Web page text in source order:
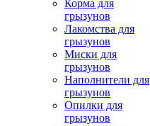
Корма для
грызунов
Лакомства для
грызунов
Миски для
грызунов
Наполнители для
грызунов
Опилки для
грызунов